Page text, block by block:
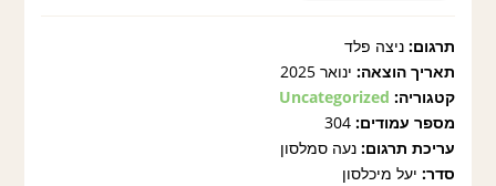
תרגום:ניצה פלד
תאריך הוצאה: ינואר 2025
קטגוריה: Uncategorized
מספר עמודים:304
עריכת תרגום:נעה סמלסון
סדר: יעל מיכלסון